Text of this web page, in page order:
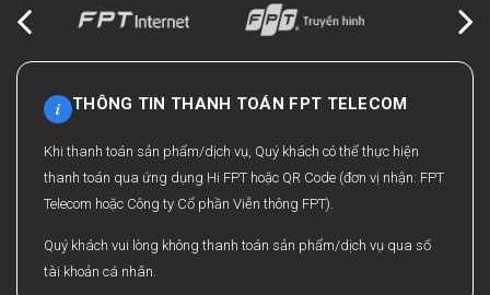
i THÔNG TIN THANH TOÁN FPT TELECOM
Khi thanh toán sản phẩm/dịch vụ, Quý khách có thể thực hiện
thanh toán qua ứng dụng Hi FPT hoặc QR Code (đơn vị nhận: FPT
Telecom hoặc Công ty Cổ phần Viễn thông FPT).
Quý khách vui lòng không thanh toán sản phẩm/dịch vụ qua số
tài khoản cá nhân.